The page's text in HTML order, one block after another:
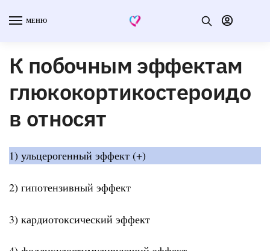
МЕНЮ
К побочным эффектам
глюкокортикостероидо
в относят
1) ульцерогенный эффект (+)
2) гипотензивный эффект
3) кардиотоксический эффект